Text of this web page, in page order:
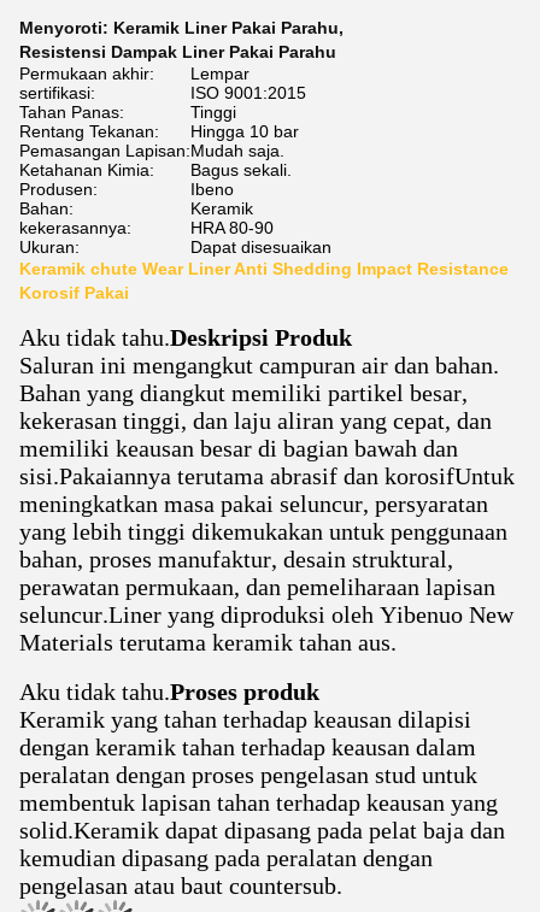
Menyoroti: Keramik Liner Pakai Parahu,
Resistensi Dampak Liner Pakai Parahu
Permukaan akhir:
Lempar
sertifikasi:
ISO 9001:2015
Tahan Panas:
Tinggi
Rentang Tekanan:
Hingga 10 bar
Pemasangan Lapisan:Mudah saja.
Ketahanan Kimia:
Bagus sekali.
Produsen:
Ibeno
Bahan:
Keramik
kekerasannya:
HRA 80-90
Ukuran:
Dapat disesuaikan
Keramik chute Wear Liner Anti Shedding Impact Resistance
Korosif Pakai
Aku tidak tahu.Deskripsi Produk
Saluran ini mengangkut campuran air dan bahan.
Bahan yang diangkut memiliki partikel besar,
kekerasan tinggi, dan laju aliran yang cepat, dan
memiliki keausan besar di bagian bawah dan
sisi.Pakaiannya terutama abrasif dan korosifUntuk
meningkatkan masa pakai seluncur, persyaratan
yang lebih tinggi dikemukakan untuk penggunaan
bahan, proses manufaktur, desain struktural,
perawatan permukaan, dan pemeliharaan lapisan
seluncur.Liner yang diproduksi oleh Yibenuo New
Materials terutama keramik tahan aus.
Aku tidak tahu.Proses produk
Keramik yang tahan terhadap keausan dilapisi
dengan keramik tahan terhadap keausan dalam
peralatan dengan proses pengelasan stud untuk
membentuk lapisan tahan terhadap keausan yang
solid.Keramik dapat dipasang pada pelat baja dan
kemudian dipasang pada peralatan dengan
pengelasan atau baut countersub.